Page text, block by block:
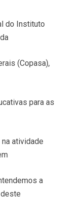
do Instituto
(Copasa),
para as
atividade
a